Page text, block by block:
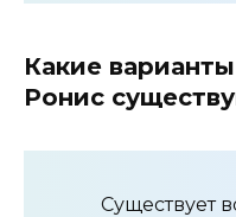
Какие
Ронис
Существует